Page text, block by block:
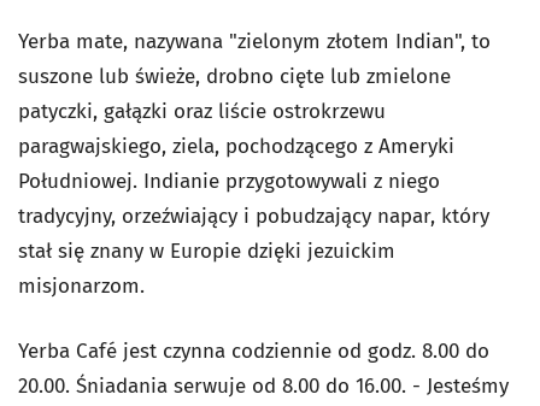
Yerba mate, nazywana "zielonym złotem Indian", to
suszone lub świeże, drobno cięte lub zmielone
patyczki, gałązki oraz liście ostrokrzewu
paragwajskiego, ziela, pochodzącego z Ameryki
Południowej. Indianie przygotowywali z niego
tradycyjny, orzeźwiający i pobudzający napar, który
stał się znany w Europie dzięki jezuickim
misjonarzom.
Yerba Café jest czynna codziennie od godz. 8.00 do
20.00. Śniadania serwuje od 8.00 do 16.00. - Jesteśmy